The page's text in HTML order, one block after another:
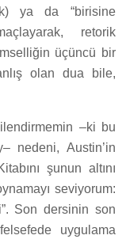
ya da “birisine
retorik
üçüncü bir
olan dua bile,
–ki bu
nedeni, Austin’in
şunun altını
seviyorum:
Son dersinin son
uygulama